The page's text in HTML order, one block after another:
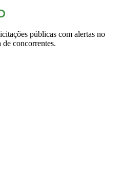
públicas com alertas no
concorrentes.